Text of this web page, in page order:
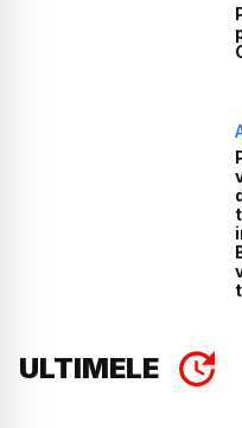
ULTIMELE